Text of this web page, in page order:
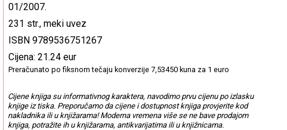
01/2007.
231 str., meki uvez
ISBN 9789536751267
Cijena: 21.24 eur
Preračunato po fiksnom tečaju konverzije 7,53450 kuna za 1 euro
Cijene knjiga su informativnog karaktera, navodimo prvu cijenu po izlasku
knjige iz tiska. Preporučamo da cijene i dostupnost knjiga provjerite kod
nakladnika ili u knjižarama! Moderna vremena više se ne bave prodajom
knjiga, potražite ih u knjižarama, antikvarijatima ili u knjižnicama.